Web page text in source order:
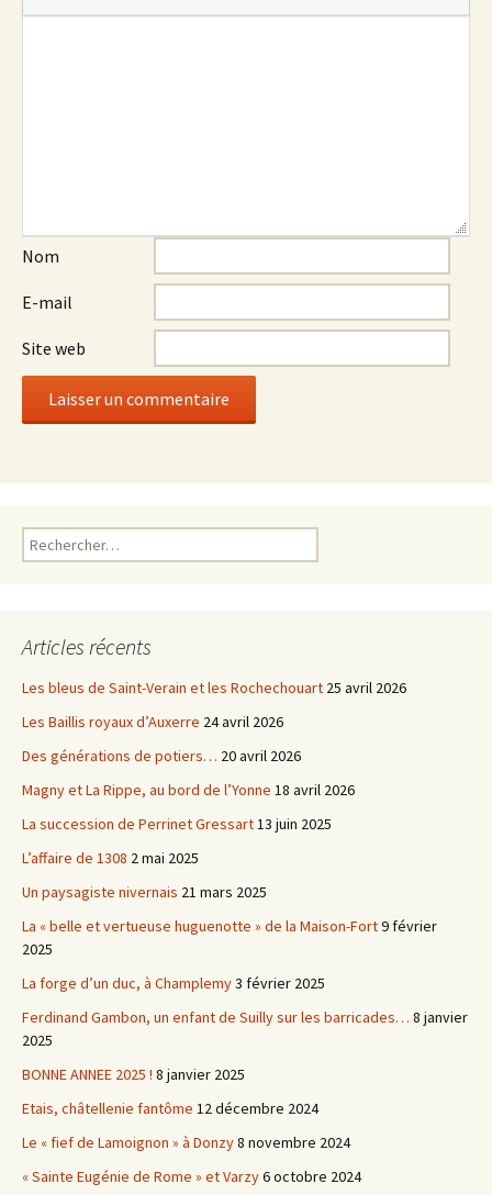
Nom
E-mail
Site web
Rechercher :
Articles récents
Les bleus de Saint-Verain et les Rochechouart 25 avril 2026
Les Baillis royaux d’Auxerre 24 avril 2026
Des générations de potiers… 20 avril 2026
Magny et La Rippe, au bord de l’Yonne 18 avril 2026
La succession de Perrinet Gressart13 juin 2025
L’affaire de 1308 2 mai 2025
Un paysagiste nivernais 21 mars 2025
La « belle et vertueuse huguenotte » de la Maison-Fort9 février
2025
La forge d’un duc, à Champlemy3 février 2025
Ferdinand Gambon, un enfant de Suilly sur les barricades… 8 janvier
2025
BONNE ANNEE 2025 ! 8 janvier 2025
Etais, châtellenie fantôme 12 décembre 2024
Le « fief de Lamoignon » à Donzy8 novembre 2024
« Sainte Eugénie de Rome » et Varzy6 octobre 2024